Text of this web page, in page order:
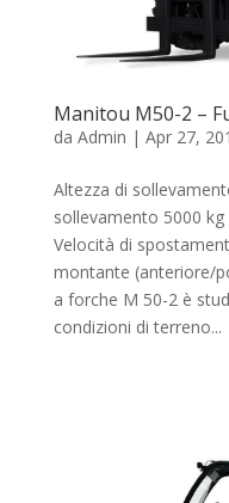
Manitou M50-2 –
da Admin | Apr 27,
Altezza di
sollevamento 5000
Velocità di
montante (anteriore/
a forche M 50-2 è
condizioni di terreno...